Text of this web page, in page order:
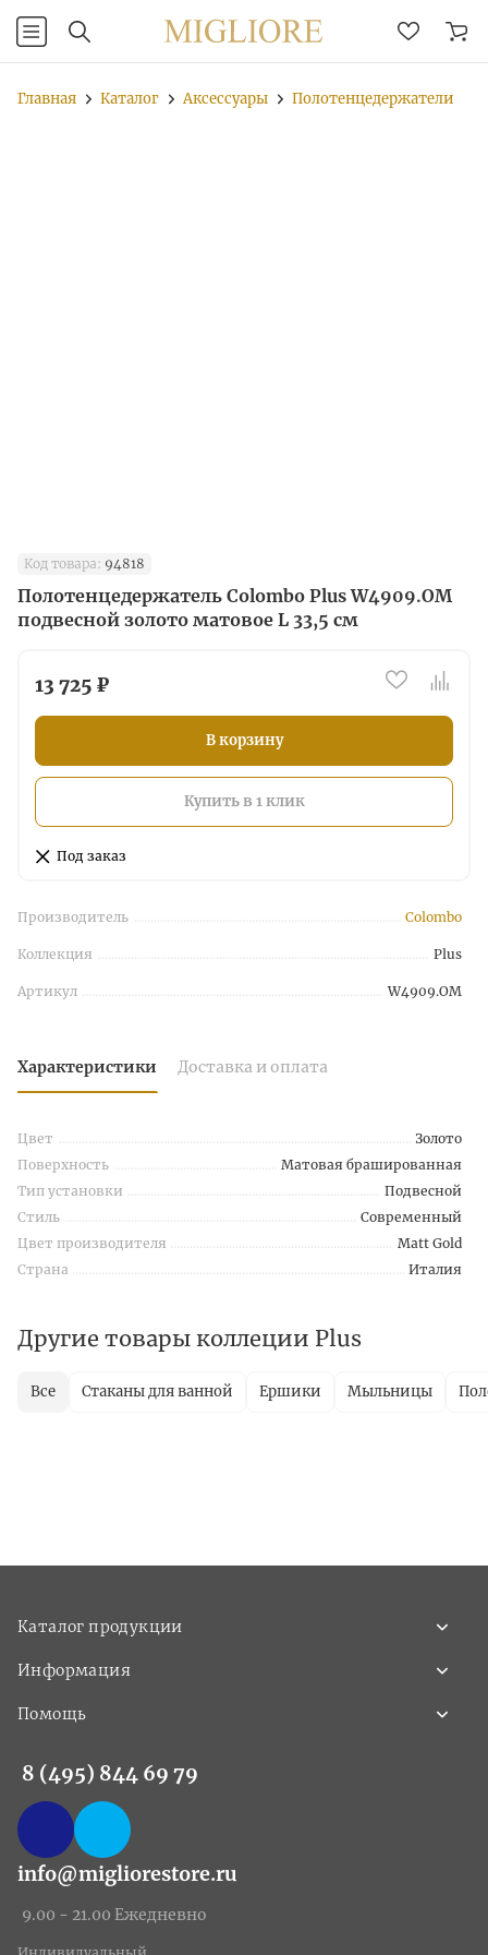
Главная Каталог Аксессуары Полотенцедержатели
Код товара: 94818
Полотенцедержатель Colombo Plus W4909.OM
подвесной золото матовое L 33,5 см
13 725 ₽
В корзину
Купить в 1 клик
Под заказ
Производитель Colombo
Коллекция Plus
Артикул W4909.OM
Характеристики Доставка и оплата
Цвет
Золото
Поверхность
Матовая брашированная
Тип установки
Подвесной
Стиль
Современный
Цвет производителя
Matt Gold
Страна
Италия
Другие товары коллеции Plus
Все Стаканы для ванной Ершики Мыльницы
Каталог продукции
Информация
Помощь
8 (495) 844 69 79
info@migliorestore.ru
9.00 - 21.00 Ежедневно